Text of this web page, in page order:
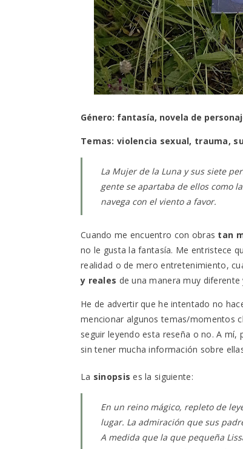
Género: fantasía, novela de
Temas: violencia sexual, trauma,
La Mujer de la Luna y sus siete
gente se apartaba de ellos como
navega con el viento a favor.
Cuando me encuentro con obras tan
no le gusta la fantasía. Me entristece
realidad o de mero entretenimiento,
y reales de una manera muy diferente
He de advertir que he intentado no
mencionar algunos temas/momentos
seguir leyendo esta reseña o no. A
sin tener mucha información sobre
La sinopsis es la siguiente:
En un reino mágico, repleto de
lugar. La admiración que sus
A medida que la que pequeña